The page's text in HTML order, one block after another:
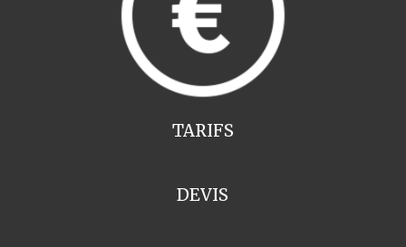
TARIFS
DEVIS